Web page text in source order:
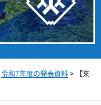
令和7年度の発表資料> 【来